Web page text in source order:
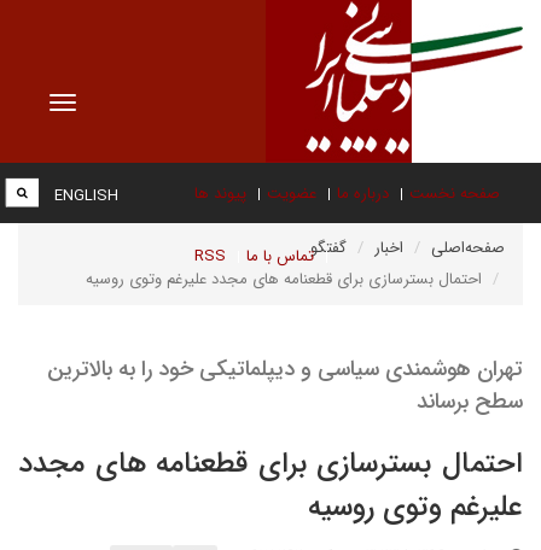
Toggle
صفحه نخست درباره ما عضویت پیوند ها
تماس با ما RSS
ENGLISH
صفحه‌اصلی اخبار
گفتگو
احتمال بسترسازی برای قطعنامه های مجدد علیرغم وتوی روسیه
تهران هوشمندی سیاسی و دیپلماتیکی خود را به بالاترین
سطح برساند
احتمال بسترسازی برای قطعنامه های مجدد
علیرغم وتوی روسیه